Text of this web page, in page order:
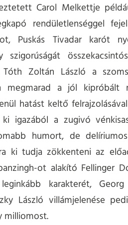
Carol Melkettje
rendületlenséggel
Puskás Tivadar karót
szigorúságát
Tóth Zoltán László a
megmarad a jól kipróbált
hatást keltő
igazából a zugivó
humort, de
ki tudja zökkenteni az
ot alakító Fellinger
karakterét,
László villámjelenése
milliomost.